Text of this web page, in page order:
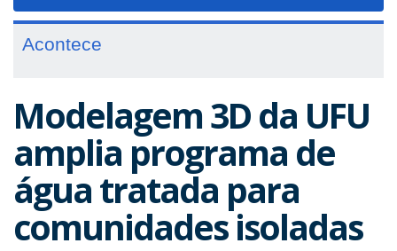
Acontece
Modelagem 3D da UFU
amplia programa de
água tratada para
comunidades isoladas